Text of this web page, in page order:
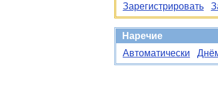
Зарегистрировать
Наречие
Автоматически